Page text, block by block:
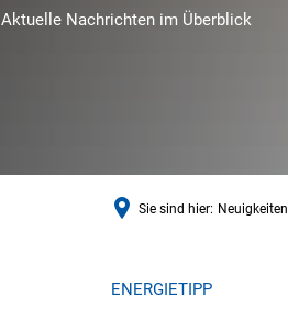
Aktuelle Nachrichten im Überblick
Sie sind hier: Neuigkeiten
ENERGIETIPP